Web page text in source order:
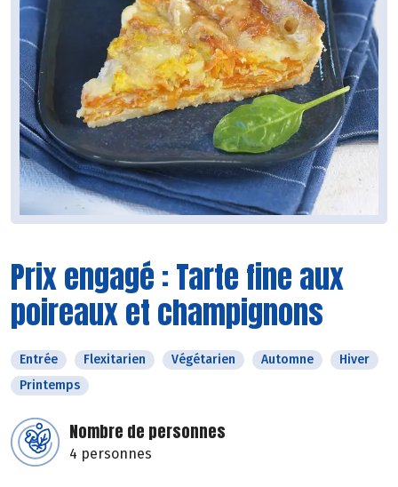
Prix engagé : Tarte fine aux
poireaux et champignons
Entrée Flexitarien Végétarien Automne
Hiver
Printemps
Nombre de personnes
4 personnes